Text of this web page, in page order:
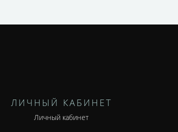
ЛИЧНЫЙ КАБИНЕТ
Личный кабинет